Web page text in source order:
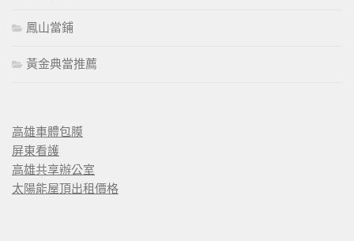
鳳山當鋪
黃金典當推薦
高雄車體包膜
屏東看護
高雄共享辦公室
太陽能屋頂出租價格